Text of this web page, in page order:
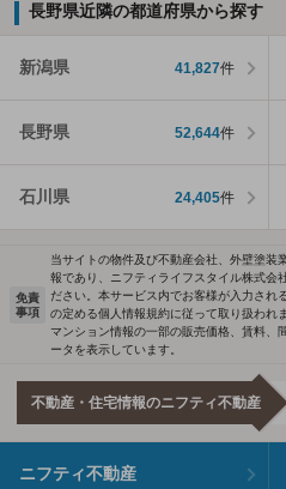
長野県近隣の都道府県から探す
新潟県 41,827件
長野県 52,644件
石川県 24,405件
免責
事項
当サイトの物件及び不動産会社、外壁塗装
報であり、ニフティライフスタイル株式会
ださい。本サービス内でお客様が入力され
の定める個人情報規約に従って取り扱われま
マンション情報の一部の販売価格、賃料、
ータを表示しています。
不動産・住宅情報のニフティ不動産
ニフティ不動産